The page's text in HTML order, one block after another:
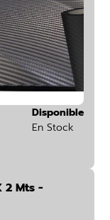
Disponible
En Stock
2 Mts -